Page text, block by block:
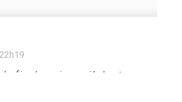
fin de saison , il n’est